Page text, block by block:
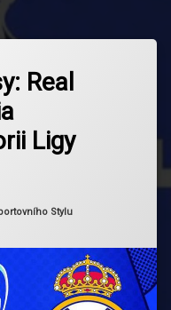
Real
Ligy
28 května, 2024
Stylu